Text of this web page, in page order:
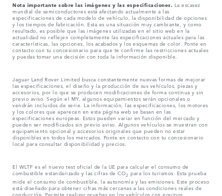
Nota importante sobre las imágenes y las especificaciones. La escasez
mundial de semiconductores está afectando actualmente a las
especificaciones de cada modelo de vehículo, la disponibilidad de opciones
y los tiempos de fabricación. Esta es una situación muy cambiante, y como
resultado, es posible que las imágenes utilizadas en el sitio web en la
actualidad no reflejen completamente las especificaciones actuales para las
características, las opciones, los acabados y los esquemas de color. Ponte en
contacto con tu concesionario para que te confirme las restricciones actuales
y puedas tomar una decisión con toda la información disponible.
Jaguar Land Rover Limited busca constantemente nuevas formas de mejorar
las especificaciones, el diseño y la producción de sus vehículos, piezas y
accesorios, por lo que se producen modificaciones de forma continua y sin
previo aviso. Según el MY, algunos equipamientos serán opcionales o
vendrán incluidos de serie. La información, las especificaciones, los motores
y los colores que aparecen en esta página web se basan en las
especificaciones europeas. Estos pueden variar en función del mercado y
pueden ser modificados sin previo aviso. Algunos vehículos se muestran con
equipamiento opcional y accesorios originales que pueden no estar
disponibles en todos los mercados. Ponte en contacto con tu concesionario
local para consultar disponibilidad y precios.
El WLTP es el nuevo test oficial de la UE para calcular el consumo de
combustible estandarizado y las cifras de CO2 para los turismos. Esta prueba
mide el consumo de combustible, la autonomía y las emisiones. Este proceso
está diseñado para obtener cifras más cercanas a las condiciones reales de
conducción. Permite realizar pruebas en los vehículos con equipos